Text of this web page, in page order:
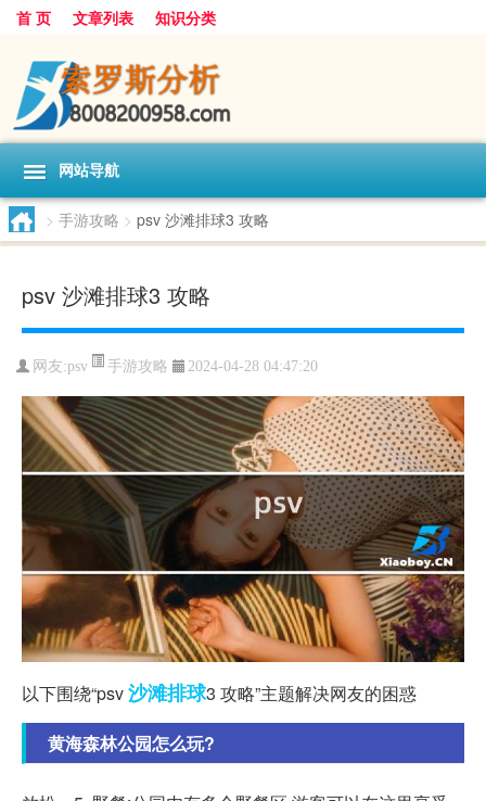
首 页 文章列表 知识分类
网站导航
> 手游攻略 > psv 沙滩排球3 攻略
psv 沙滩排球3 攻略
网友:psv 手游攻略 2024-04-28 04:47:20
以下围绕“psv沙滩排球3 攻略”主题解决网友的困惑
黄海森林公园怎么玩?